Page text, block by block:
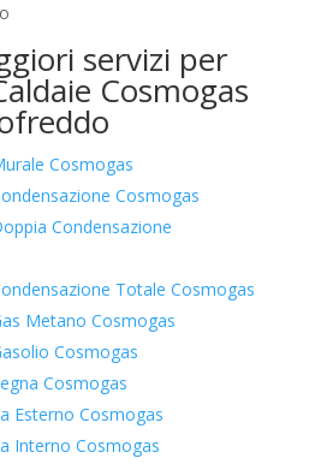
servizi per
Cosmogas
Cosmogas
Cosmogas
Condensazione
Totale Cosmogas
Metano Cosmogas
Cosmogas
Cosmogas
Esterno Cosmogas
Interno Cosmogas